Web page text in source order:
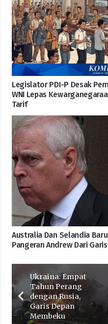
Legislator PDI-P Desak
WNI Lepas
Tarif
Australia Dan Selandia
Pangeran Andrew Dari
Ukraina: Empat
Tahun Perang
dengan Rusia,
Garis Depan
Membeku